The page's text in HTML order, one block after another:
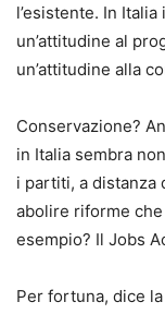
l’esistente. In
un’attitudine al
un’attitudine alla
Conservazione?
in Italia sembra
i partiti, a distanza
abolire riforme
esempio? Il Jobs
Per fortuna, dice